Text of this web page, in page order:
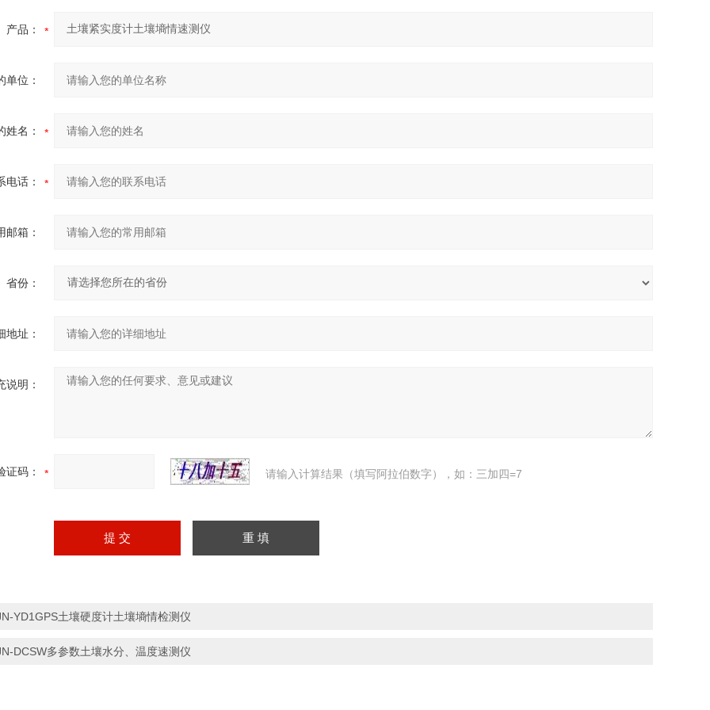
产品：
单位：
姓名：
电话：
邮箱：
省份：
地址：
说明：
证码： 请输入计算结果（填写阿拉伯数字），如：三加四=7
YD1GPS土壤硬度计土壤墒情检测仪
DCSW多参数土壤水分、温度速测仪